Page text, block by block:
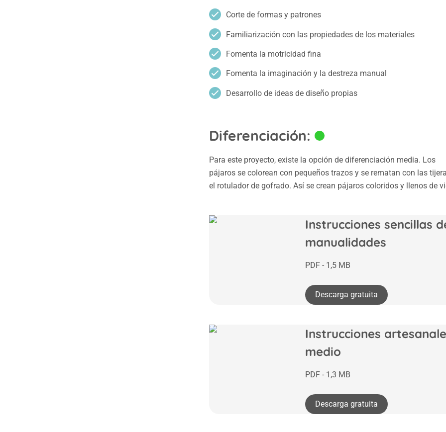
Corte de formas y patrones
Familiarización con las propiedades de los materiales
Fomenta la motricidad fina
Fomenta la imaginación y la destreza manual
Desarrollo de ideas de diseño propias
Diferenciación:
Para este proyecto, existe la opción de diferenciación media. Los
pájaros se colorean con pequeños trazos y se rematan con las
el rotulador de gofrado. Así se crean pájaros coloridos y llenos de
Instrucciones sencillas
manualidades
PDF - 1,5 MB
Descarga gratuita
Instrucciones
medio
PDF - 1,3 MB
Descarga gratuita